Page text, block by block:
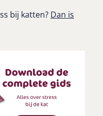
bij katten? Dan is